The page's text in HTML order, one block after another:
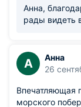
Анна,
рады видеть
А
Анна
26
Впечатляющая
морского